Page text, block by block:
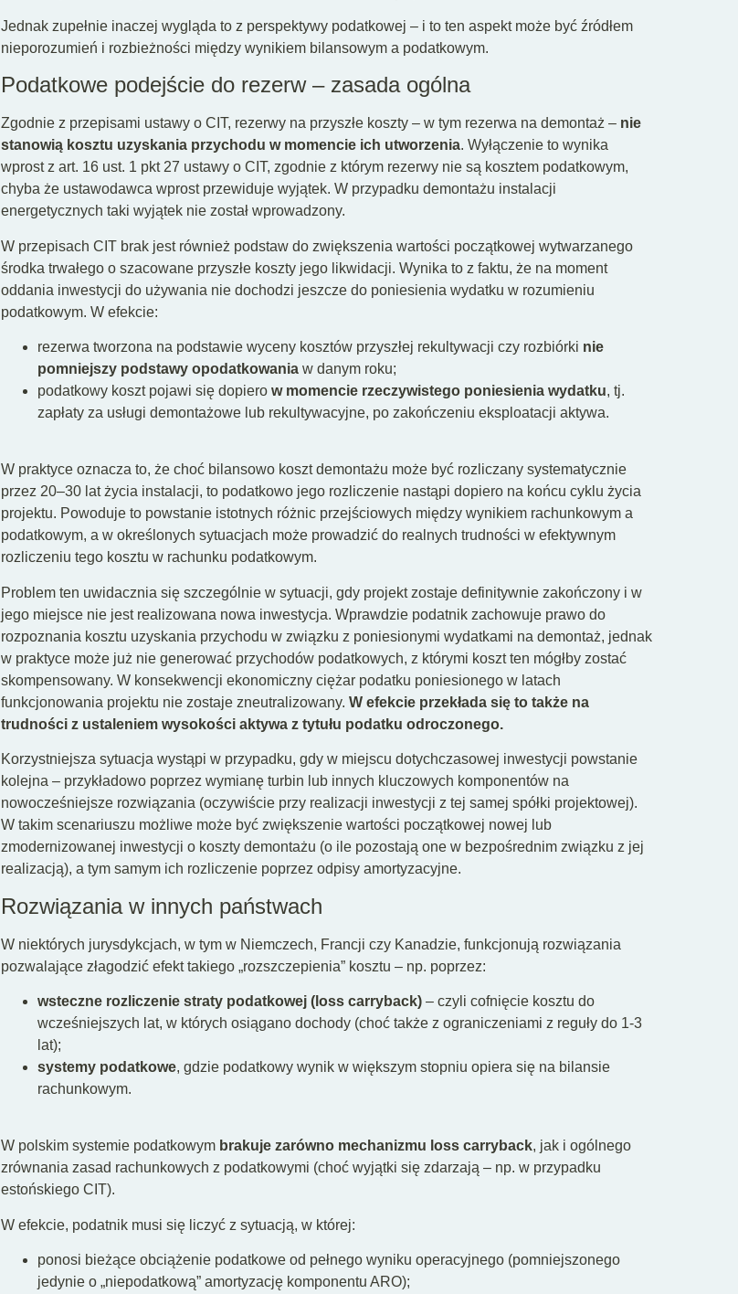
Jednak zupełnie inaczej wygląda to z perspektywy podatkowej – i to ten aspekt może być źródłem
nieporozumień i rozbieżności między wynikiem bilansowym a podatkowym.
Podatkowe podejście do rezerw – zasada ogólna
Zgodnie z przepisami ustawy o CIT, rezerwy na przyszłe koszty – w tym rezerwa na demontaż – nie
stanowią kosztu uzyskania przychodu w momencie ich utworzenia. Wyłączenie to wynika
wprost z art. 16 ust. 1 pkt 27 ustawy o CIT, zgodnie z którym rezerwy nie są kosztem podatkowym,
chyba że ustawodawca wprost przewiduje wyjątek. W przypadku demontażu instalacji
energetycznych taki wyjątek nie został wprowadzony.
W przepisach CIT brak jest również podstaw do zwiększenia wartości początkowej wytwarzanego
środka trwałego o szacowane przyszłe koszty jego likwidacji. Wynika to z faktu, że na moment
oddania inwestycji do używania nie dochodzi jeszcze do poniesienia wydatku w rozumieniu
podatkowym. W efekcie:
rezerwa tworzona na podstawie wyceny kosztów przyszłej rekultywacji czy rozbiórki nie
pomniejszy podstawy opodatkowaniaw danym roku;
podatkowy koszt pojawi się dopiero w momencie rzeczywistego poniesienia wydatku, tj.
zapłaty za usługi demontażowe lub rekultywacyjne, po zakończeniu eksploatacji aktywa.
W praktyce oznacza to, że choć bilansowo koszt demontażu może być rozliczany systematycznie
przez 20–30 lat życia instalacji, to podatkowo jego rozliczenie nastąpi dopiero na końcu cyklu życia
projektu. Powoduje to powstanie istotnych różnic przejściowych między wynikiem rachunkowym a
podatkowym, a w określonych sytuacjach może prowadzić do realnych trudności w efektywnym
rozliczeniu tego kosztu w rachunku podatkowym.
Problem ten uwidacznia się szczególnie w sytuacji, gdy projekt zostaje definitywnie zakończony i w
jego miejsce nie jest realizowana nowa inwestycja. Wprawdzie podatnik zachowuje prawo do
rozpoznania kosztu uzyskania przychodu w związku z poniesionymi wydatkami na demontaż, jednak
w praktyce może już nie generować przychodów podatkowych, z którymi koszt ten mógłby zostać
skompensowany. W konsekwencji ekonomiczny ciężar podatku poniesionego w latach
funkcjonowania projektu nie zostaje zneutralizowany. W efekcie przekłada się to także na
trudności z ustaleniem wysokości aktywa z tytułu podatku odroczonego.
Korzystniejsza sytuacja wystąpi w przypadku, gdy w miejscu dotychczasowej inwestycji powstanie
kolejna – przykładowo poprzez wymianę turbin lub innych kluczowych komponentów na
nowocześniejsze rozwiązania (oczywiście przy realizacji inwestycji z tej samej spółki projektowej).
W takim scenariuszu możliwe może być zwiększenie wartości początkowej nowej lub
zmodernizowanej inwestycji o koszty demontażu (o ile pozostają one w bezpośrednim związku z jej
realizacją), a tym samym ich rozliczenie poprzez odpisy amortyzacyjne.
Rozwiązania w innych państwach
W niektórych jurysdykcjach, w tym w Niemczech, Francji czy Kanadzie, funkcjonują rozwiązania
pozwalające złagodzić efekt takiego „rozszczepienia” kosztu – np. poprzez:
wsteczne rozliczenie straty podatkowej (loss carryback)– czyli cofnięcie kosztu do
wcześniejszych lat, w których osiągano dochody (choć także z ograniczeniami z reguły do 1-3
lat);
systemy podatkowe, gdzie podatkowy wynik w większym stopniu opiera się na bilansie
rachunkowym.
W polskim systemie podatkowym brakuje zarówno mechanizmu loss carryback, jak i ogólnego
zrównania zasad rachunkowych z podatkowymi (choć wyjątki się zdarzają – np. w przypadku
estońskiego CIT).
W efekcie, podatnik musi się liczyć z sytuacją, w której:
ponosi bieżące obciążenie podatkowe od pełnego wyniku operacyjnego (pomniejszonego
jedynie o „niepodatkową” amortyzację komponentu ARO);